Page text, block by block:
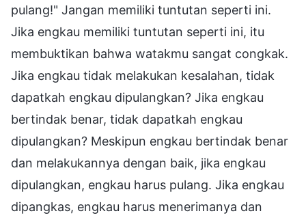
pulang!" Jangan memiliki tuntutan seperti ini.
Jika engkau memiliki tuntutan seperti ini, itu
membuktikan bahwa watakmu sangat congkak.
Jika engkau tidak melakukan kesalahan, tidak
dapatkah engkau dipulangkan? Jika engkau
bertindak benar, tidak dapatkah engkau
dipulangkan? Meskipun engkau bertindak benar
dan melakukannya dengan baik, jika engkau
dipulangkan, engkau harus pulang. Jika engkau
dipangkas, engkau harus menerimanya dan